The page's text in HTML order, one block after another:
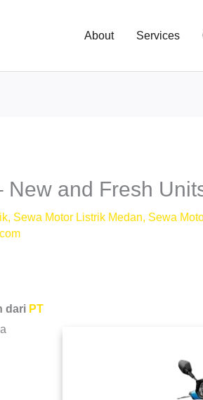
About Services
and Fresh
, Sewa Motor Listrik Medan, Sewa
dari PT